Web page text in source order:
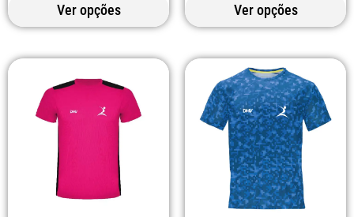
Ver opções Ver opções